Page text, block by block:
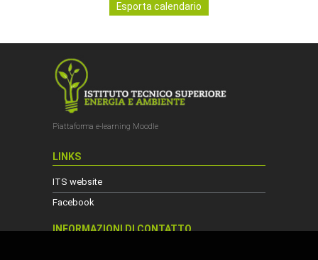
Piattaforma e-learning Moodle
LINKS
ITS website
Facebook
INFORMAZIONI DI CONTATTO